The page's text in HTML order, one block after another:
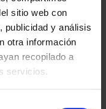
sitio web con
publicidad y análisis
otra información
recopilado a
servicios.